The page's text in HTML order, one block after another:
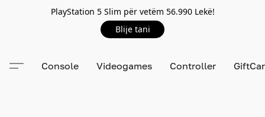
PlayStation 5 Slim për vetëm 56.990 Lekë!
Blije tani
Console Videogames Controller